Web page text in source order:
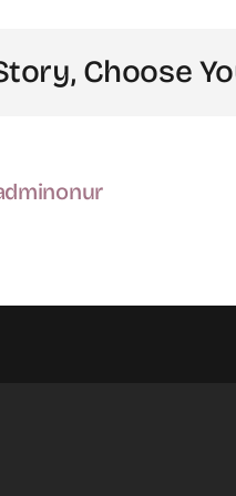
Choose